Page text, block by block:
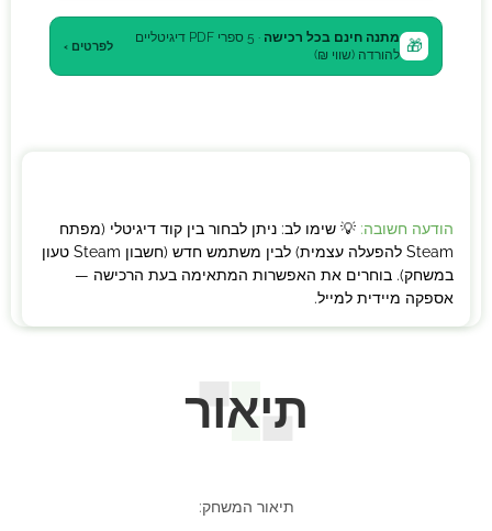
🎁 מתנה חינם בכל רכישה
· 5 ספרי PDF דיגיטליים
להורדה (שווי ₪)
לפרטים ›
הודעה חשובה: 💡 שימו לב: ניתן לבחור בין קוד דיגיטלי (מפתח
Steam להפעלה עצמית) לבין משתמש חדש (חשבון Steam טעון
במשחק). בוחרים את האפשרות המתאימה בעת הרכישה —
אספקה מיידית למייל.
תיאור
תיאור המשחק: